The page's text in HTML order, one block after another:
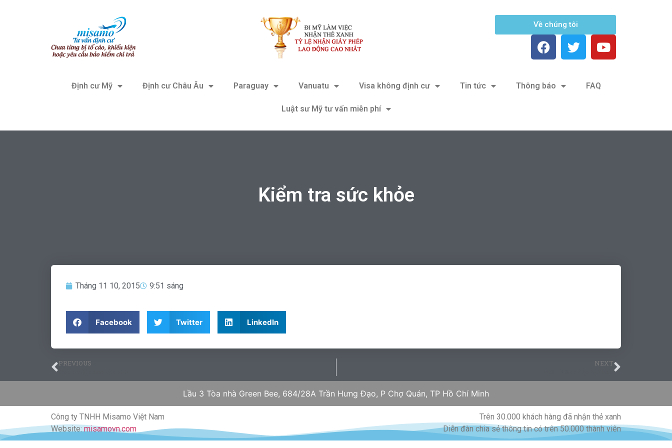
Về chúng tôi
Định cư Mỹ Định cư Châu Âu Paraguay Vanuatu Visa không định cư Tin tức Thông báo FAQ
Luật sư Mỹ tư vấn miễn phí
Kiểm tra sức khỏe
Tháng 11 10, 2015 9:51 sáng
Facebook Twitter LinkedIn
PREVIOUS NEXT
Lầu 3 Tòa nhà Green Bee, 684/28A Trần Hưng Đạo, P Chợ Quán, TP Hồ Chí Minh
Công ty TNHH Misamo Việt Nam
Website:misamovn.com
Trên 30.000 khách hàng đã nhận thẻ xanh
Diễn đàn chia sẻ thông tin có trên 50.000 thành viên